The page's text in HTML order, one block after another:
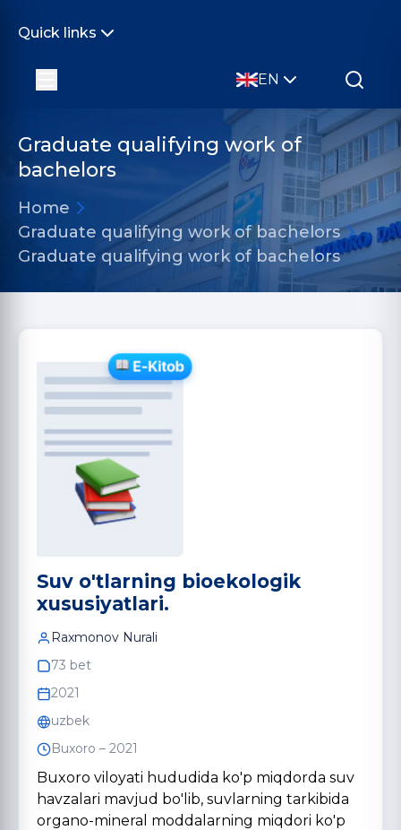
Quick links
EN
Graduate qualifying work of
bachelors
Home
Graduate qualifying work of bachelors
Graduate qualifying work of bachelors
Suv o'tlarning bioekologik
xususiyatlari.
Raxmonov Nurali
73 bet
2021
uzbek
Buxoro – 2021
Buxoro viloyati hududida ko'p miqdorda suv
havzalari mavjud bo'lib, suvlarning tarkibida
organo-mineral moddalarning miqdori ko'p